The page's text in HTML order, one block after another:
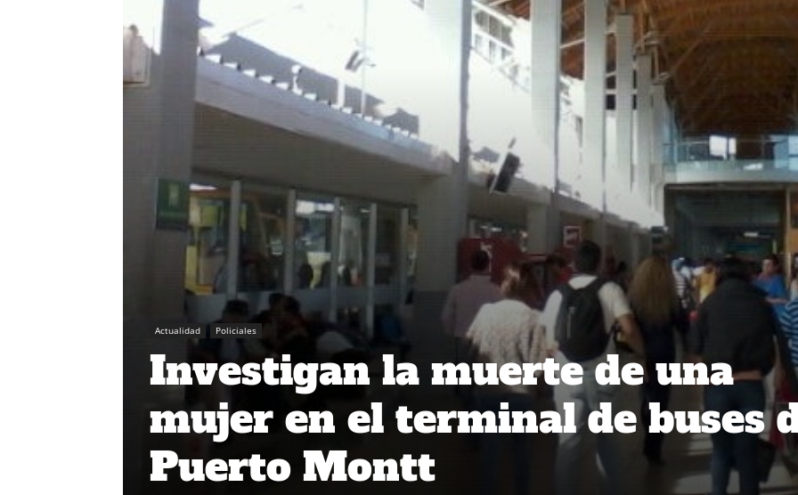
Actualidad Policiales
Investigan la muerte de una
mujer en el terminal de buses
Puerto Montt